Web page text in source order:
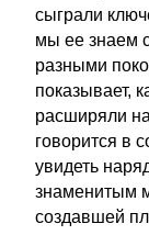
сыграли
мы ее знаем
разными
показывает,
расширяли
говорится в
увидеть
знаменитым
создавшей